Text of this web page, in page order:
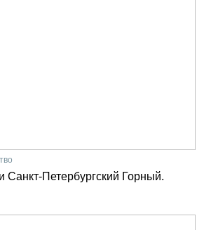
Санкт-Петербургский Горный.